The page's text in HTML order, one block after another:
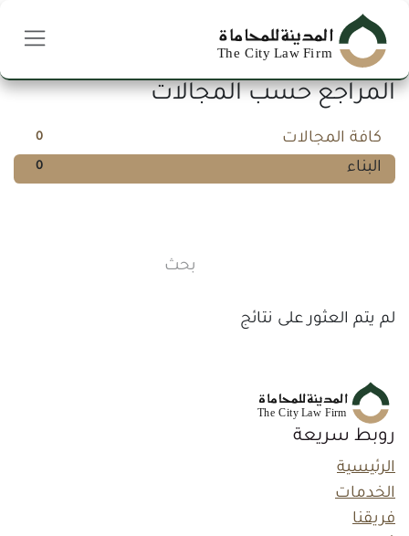
تخطي للذهاب إلى المحتوى
المراجع حسب المجالات
0 كافة المجالات
0 البناء
لم يتم العثور على نتائج
روبط سريعة
الرئيسية
الخدمات
فريقنا